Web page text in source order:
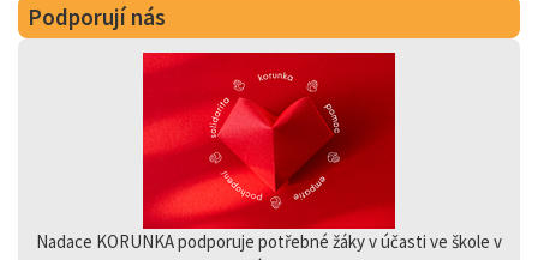
Podporují nás
Nadace KORUNKA podporuje potřebné žáky v účasti ve škole v